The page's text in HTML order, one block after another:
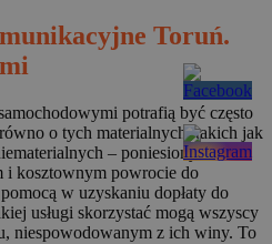
Toruń.
potrafią być często
o tych materialnych, takich jak
– poniesionych
i kosztownym powrocie do
w uzyskaniu dopłaty do
usługi skorzystać mogą wszyscy
niespowodowanym z ich winy. To